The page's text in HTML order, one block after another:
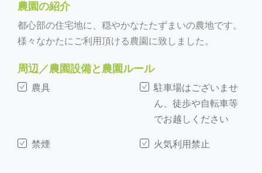
農園の紹介
都心部の住宅地に、穏やかなたたずまいの農地です。
様々なかたにご利用頂ける農園に致しました。
周辺／農園設備と農園ルール
農具
駐車場はございませ
ん、徒歩や自転車等
でお越しください
禁煙 火気利用禁止